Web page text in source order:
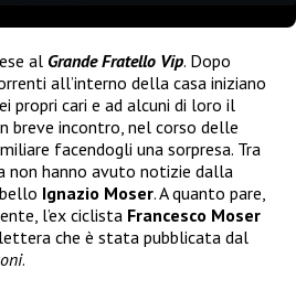
al Grande Fratello Vip. Dopo
all’interno della casa iniziano
propri cari e ad alcuni di loro il
breve incontro, nel corso delle
facendogli una sorpresa. Tra
non hanno avuto notizie dalla
Ignazio Moser. A quanto pare,
l’ex ciclista Francesco Moser
che è stata pubblicata dal
.